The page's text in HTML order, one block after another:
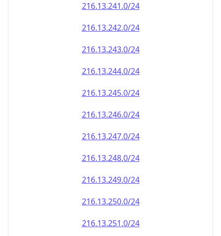
216.13.241.0/24
216.13.242.0/24
216.13.243.0/24
216.13.244.0/24
216.13.245.0/24
216.13.246.0/24
216.13.247.0/24
216.13.248.0/24
216.13.249.0/24
216.13.250.0/24
216.13.251.0/24